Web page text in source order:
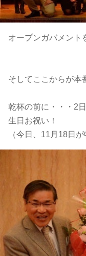
オープンガバメント
そしてここからが本
乾杯の前に・・・2
生日お祝い！
（今日、11月18日